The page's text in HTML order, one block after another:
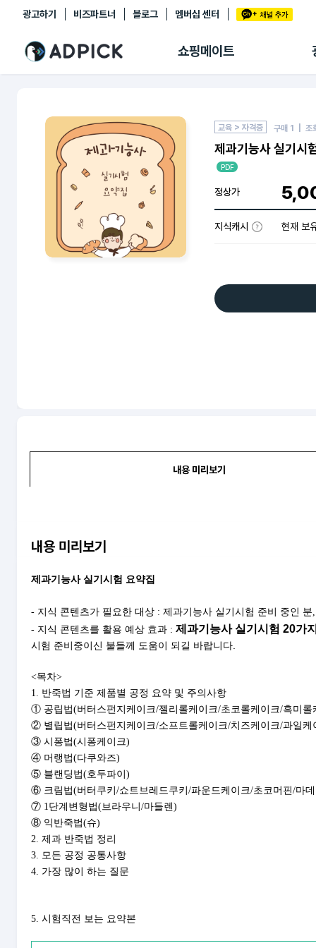
광고하기 비즈파트너 블로그 멤버십 센터
쇼핑메이트
추천상품
쇼핑 에이전트
마이숍
교육 > 자격증 구매 1 | 조
제과기능사 실기시
PDF
정상가
지식캐시 현재 보
내용 미리보기
내용 미리보기
제과기능사 실기시험 요약집
- 지식 콘텐츠가 필요한 대상 : 제과기능사 실기시험 준비 중인
- 지식 콘텐츠를 활용 예상 효과 : 제과기능사 실기시험 20가
시험 준비중이신 불들께 도움이 되길 바랍니다.
<목차>
1. 반죽법 기준 제품별 공정 요약 및 주의사항
① 공립법(버터스펀지케이크/젤리롤케이크/초코롤케이크/흑미롤
② 별립법(버터스펀지케이크/소프트롤케이크/치즈케이크/과일케
③ 시퐁법(시퐁케이크)
④ 머랭법(다쿠와즈)
⑤ 블랜딩법(호두파이 )
⑥ 크림법(버터쿠키 /쇼트브레드쿠키 /파운드케이크/초코머핀/마
⑦ 1단계변형법(브라우니 /마들렌)
⑧ 익반죽법(슈)
2. 제과 반죽법 정리
3. 모든 공정 공통사항
4. 가장 많이 하는 질문
5. 시험직전 보는 요약본